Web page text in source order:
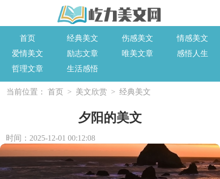
首页 经典美文 伤感美文
情感美文
爱情美文
励志文章 唯美文章
感悟人生
哲理文章
生活感悟
当前位置： 首页 > 美文欣赏 > 经典美文
夕阳的美文
时间：2025-12-01 00:12:08